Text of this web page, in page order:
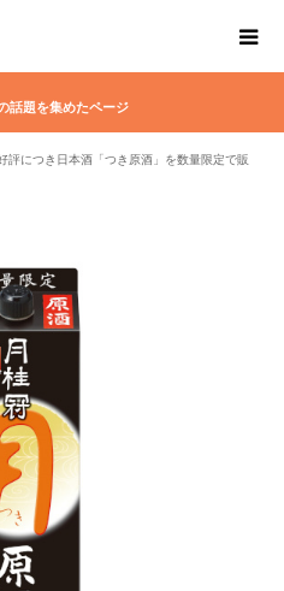
話題を集めたページ
評につき日本酒「つき原酒」を数量限定で販